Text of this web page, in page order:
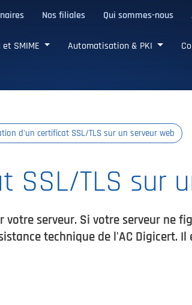
Nos filiales Qui sommes-nous
SMIME Automatisation & PKI
d'un certificat SSL/TLS sur un serveur web
SSL/TLS sur
serveur. Si votre serveur ne
technique de l'AC Digicert.